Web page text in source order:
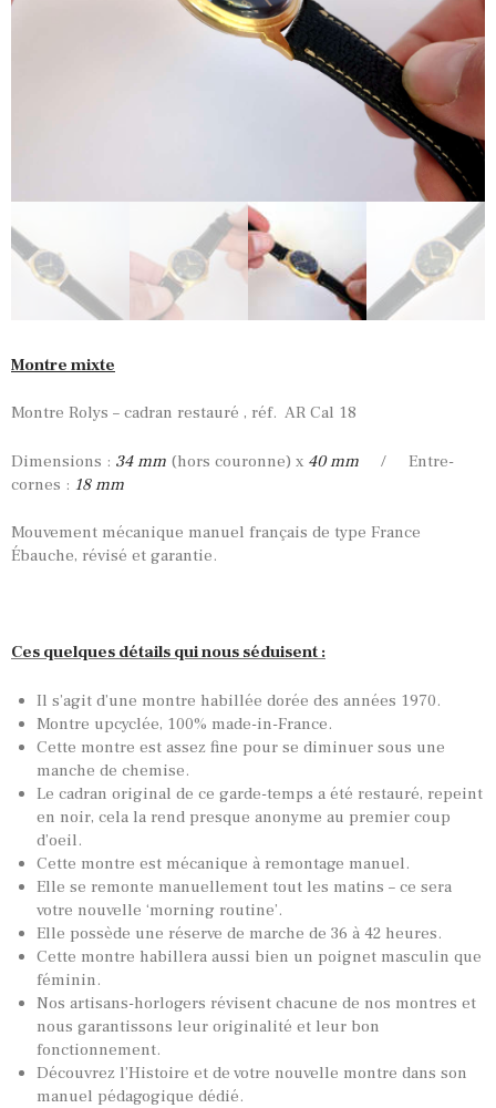
TOUTES NOS VINTAGES
MONTRES PAR HISTOIRES
CONTACTS & HISTORIQUE
PANIER
Montre mixte
Montre Rolys – cadran restauré , réf. AR Cal 18
Dimensions : 34 mm (hors couronne) x 40 mm / Entre-
cornes : 18 mm
Mouvement mécanique manuel français de type France
Ébauche, révisé et garantie.
Ces quelques détails qui nous séduisent :
Il s’agit d’une montre habillée dorée des années 1970.
Montre upcyclée, 100% made-in-France.
Cette montre est assez fine pour se diminuer sous une
manche de chemise.
Le cadran original de ce garde-temps a été restauré, repeint
en noir, cela la rend presque anonyme au premier coup
d’oeil.
Cette montre est mécanique à remontage manuel.
Elle se remonte manuellement tout les matins – ce sera
votre nouvelle ‘morning routine’.
Elle possède une réserve de marche de 36 à 42 heures.
Cette montre habillera aussi bien un poignet masculin que
féminin.
Nos artisans-horlogers révisent chacune de nos montres et
nous garantissons leur originalité et leur bon
fonctionnement.
Découvrez l’Histoire et de votre nouvelle montre dans son
manuel pédagogique dédié.